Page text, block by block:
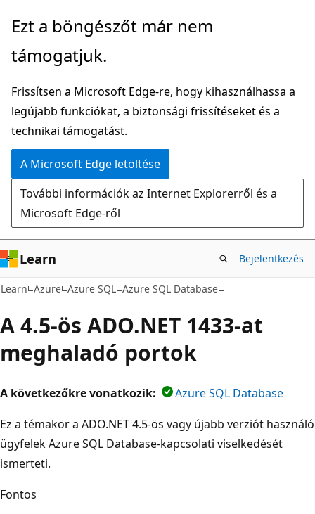
Ugrás
fő
Ezt a böngészőt már nem
támogatjuk.
Frissítsen a Microsoft Edge-re, hogy kihasználhassa a
legújabb funkciókat, a biztonsági frissítéseket és a
technikai támogatást.
A Microsoft Edge letöltése
További információk az Internet Explorerről és a
Microsoft Edge-ről
Learn Bejelentkezés
Learn Azure Azure SQL Azure SQL Database
A 4.5-ös ADO.NET 1433-at
meghaladó portok
A következőkre vonatkozik:
Azure SQL Database
Ez a témakör a ADO.NET 4.5-ös vagy újabb verziót használó
ügyfelek Azure SQL Database-kapcsolati viselkedését
ismerteti.
Fontos